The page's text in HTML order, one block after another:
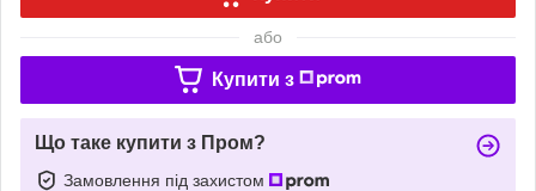
або
Купити з
Що таке купити з Пром?
Замовлення під захистом